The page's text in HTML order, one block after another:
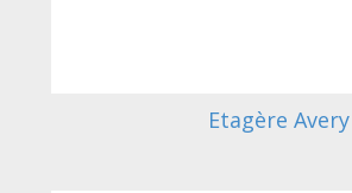
Etagère Avery